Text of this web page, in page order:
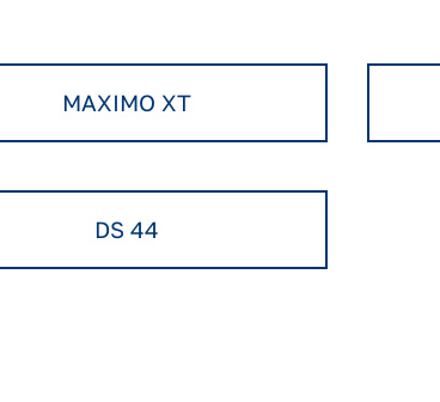
MAXIMO XT
DS 44